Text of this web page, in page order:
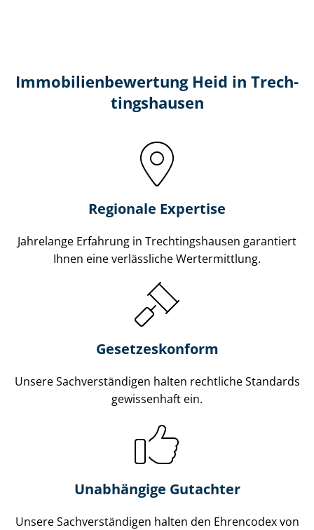
Immobilien­bewertung Heid in Trech­
tin­gs­hau­sen
Regionale Expertise
Jahrelange Erfahrung in Trech­tin­gs­hau­sen garantiert
Ihnen eine verlässliche Wertermittlung.
Gesetzes­konform
Unsere Sach­ver­stän­di­gen halten rechtliche Standards
gewissenhaft ein.
Unabhängige Gutachter
Unsere Sach­ver­stän­di­gen halten den Ehrencodex von